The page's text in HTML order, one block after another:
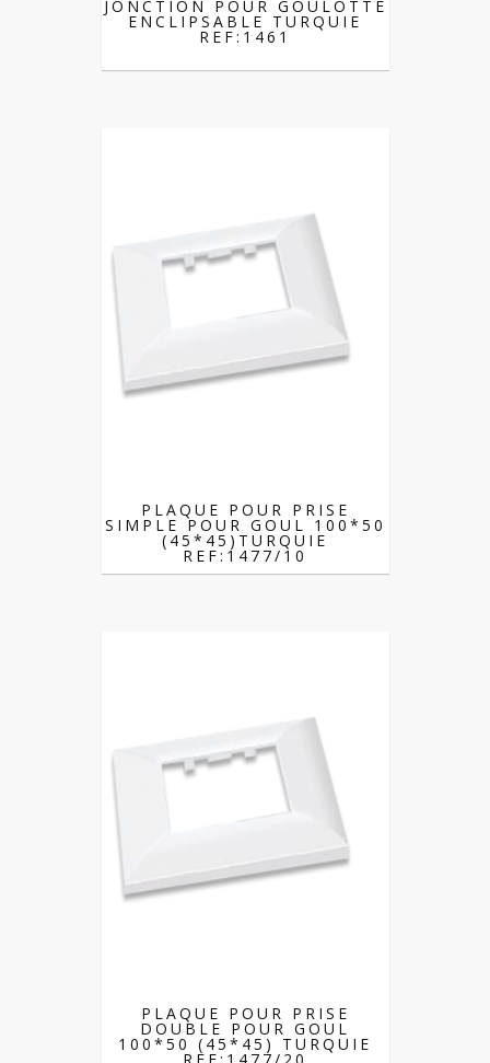
JONCTION POUR GOULOTTE
ENCLIPSABLE TURQUIE
REF:1461
PLAQUE POUR PRISE
SIMPLE POUR GOUL 100*50
(45*45)TURQUIE
REF:1477/10
PLAQUE POUR PRISE
DOUBLE POUR GOUL
100*50 (45*45) TURQUIE